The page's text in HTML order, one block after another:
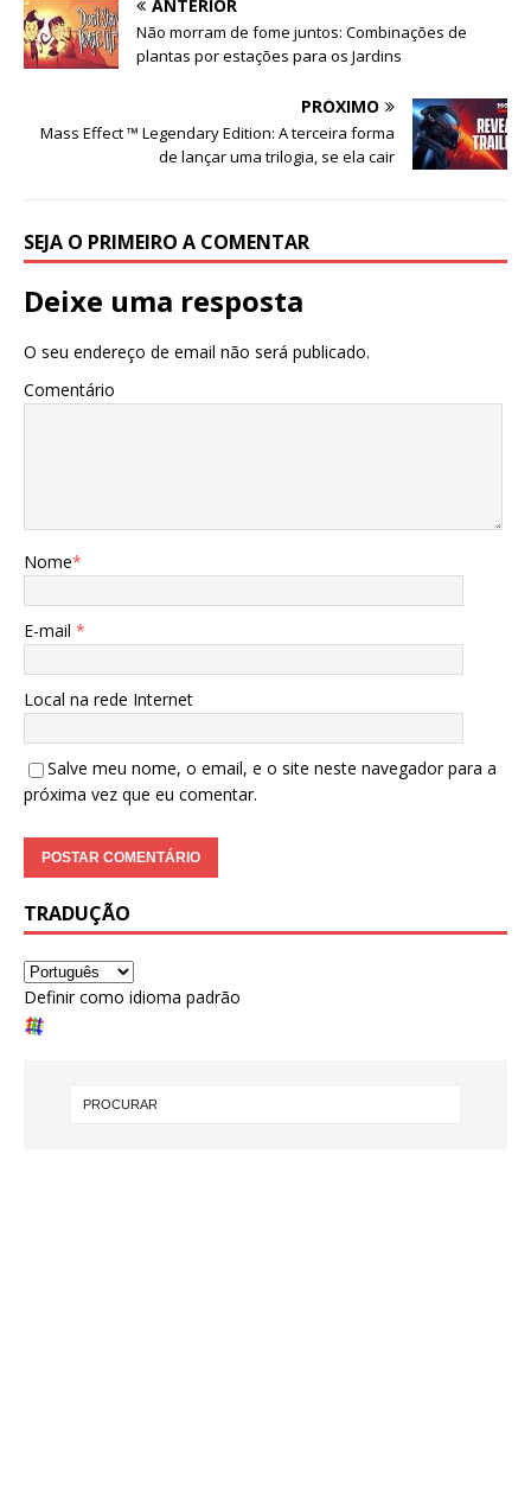
ANTERIOR
Não morram de fome juntos: Combinações de
plantas por estações para os Jardins
PRÓXIMO
Mass Effect ™ Legendary Edition: A terceira forma
de lançar uma trilogia, se ela cair
SEJA O PRIMEIRO A COMENTAR
Deixe uma resposta
O seu endereço de email não será publicado.
Comentário
Nome*
E-mail *
Local na rede Internet
Salve meu nome, o email, e o site neste navegador para a
próxima vez que eu comentar.
TRADUÇÃO
Definir como idioma padrão